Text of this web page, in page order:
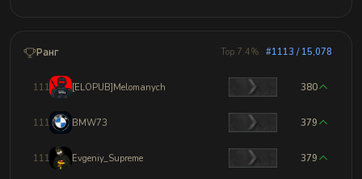
Ранг Top 7.4% #1113 / 15,078
1110 [ELOPUB]Melomanych 380
1111 BMW73 379
1112 Evgeniy_Supreme 379